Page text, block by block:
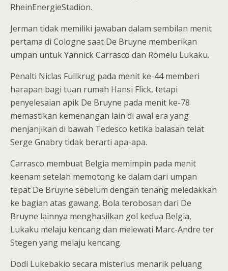
RheinEnergieStadion.
Jerman tidak memiliki jawaban dalam sembilan menit
pertama di Cologne saat De Bruyne memberikan
umpan untuk Yannick Carrasco dan Romelu Lukaku.
Penalti Niclas Fullkrug pada menit ke-44 memberi
harapan bagi tuan rumah Hansi Flick, tetapi
penyelesaian apik De Bruyne pada menit ke-78
memastikan kemenangan lain di awal era yang
menjanjikan di bawah Tedesco ketika balasan telat
Serge Gnabry tidak berarti apa-apa.
Carrasco membuat Belgia memimpin pada menit
keenam setelah memotong ke dalam dari umpan
tepat De Bruyne sebelum dengan tenang meledakkan
ke bagian atas gawang. Bola terobosan dari De
Bruyne lainnya menghasilkan gol kedua Belgia,
Lukaku melaju kencang dan melewati Marc-Andre ter
Stegen yang melaju kencang.
Dodi Lukebakio secara misterius menarik peluang